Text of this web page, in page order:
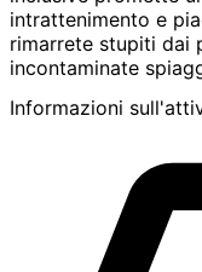
intrattenimento e
rimarrete stupiti dai
incontaminate
Informazioni